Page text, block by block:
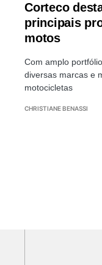
Corteco
principais
motos
Com amplo
diversas marcas e
motocicletas
CHRISTIANE BENASSI